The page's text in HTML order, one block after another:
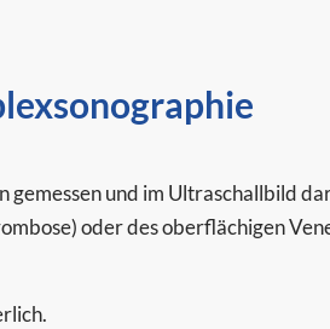
und im Ultraschallbild
oder des oberflächigen